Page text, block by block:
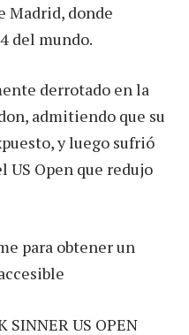
Madrid, donde
del mundo.
derrotado en la
admitiendo que su
y luego sufrió
US Open que redujo
para obtener un